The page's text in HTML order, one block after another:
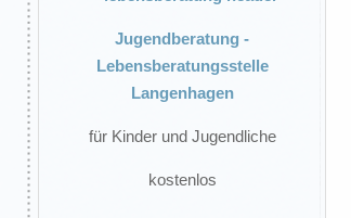
Jugendberatung -
Lebensberatungsstelle
Langenhagen
für Kinder und Jugendliche
kostenlos